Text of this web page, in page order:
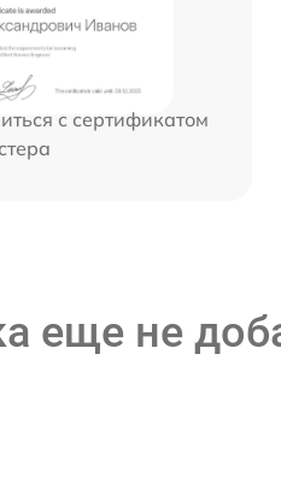
с сертификатом
еще не